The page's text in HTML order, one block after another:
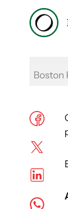
Boston